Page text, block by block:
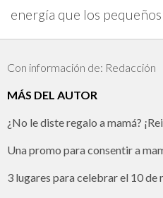
energía que los
Con información de: Redacción
MÁS DEL AUTOR
¿No le diste regalo a mamá?
Una promo para consentir a
3 lugares para celebrar el 10 de